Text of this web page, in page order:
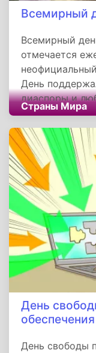
Всемирный
Всемирный
отмечается
День
диаспоры и
из 24 стран.
Страны Мира
День
обеспечения
День свободы